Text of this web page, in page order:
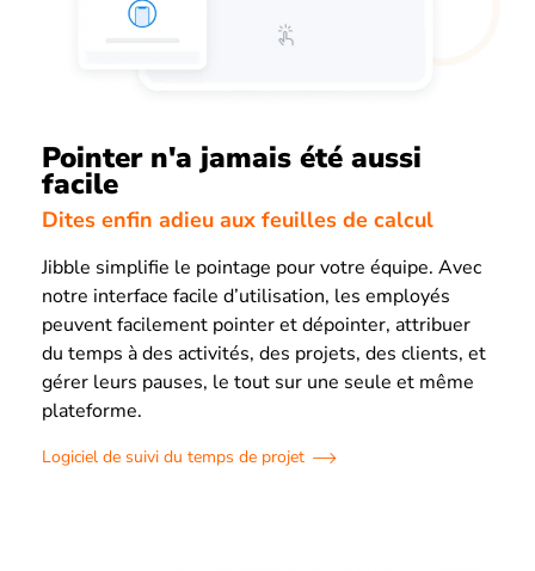
Pointer n'a jamais été aussi
facile
Dites enfin adieu aux feuilles de calcul
Jibble simplifie le pointage pour votre équipe. Avec
notre interface facile d’utilisation, les employés
peuvent facilement pointer et dépointer, attribuer
du temps à des activités, des projets, des clients, et
gérer leurs pauses, le tout sur une seule et même
plateforme.
Logiciel de suivi du temps de projet